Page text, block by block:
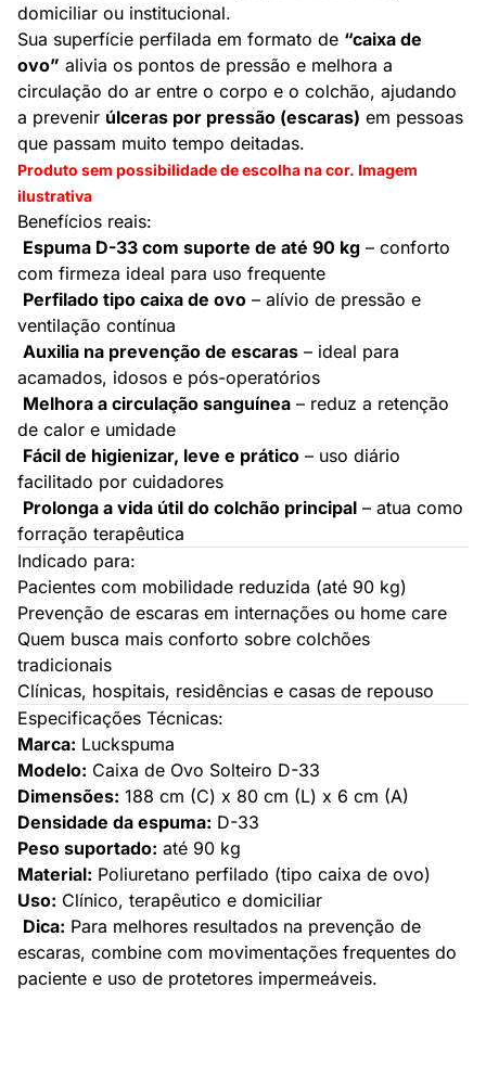
domiciliar ou institucional.
Sua superfície perfilada em formato de “caixa de
ovo” alivia os pontos de pressão e melhora a
circulação do ar entre o corpo e o colchão, ajudando
a prevenir úlceras por pressão (escaras) em pessoas
que passam muito tempo deitadas.
Produto sem possibilidade de escolha na cor. Imagem
ilustrativa
Benefícios reais:
Espuma D-33 com suporte de até 90 kg – conforto
com firmeza ideal para uso frequente
Perfilado tipo caixa de ovo – alívio de pressão e
ventilação contínua
Auxilia na prevenção de escaras – ideal para
acamados, idosos e pós-operatórios
Melhora a circulação sanguínea – reduz a retenção
de calor e umidade
Fácil de higienizar, leve e prático – uso diário
facilitado por cuidadores
Prolonga a vida útil do colchão principal – atua como
forração terapêutica
Indicado para:
Pacientes com mobilidade reduzida (até 90 kg)
Prevenção de escaras em internações ou home care
Quem busca mais conforto sobre colchões
tradicionais
Clínicas, hospitais, residências e casas de repouso
Especificações Técnicas:
Marca: Luckspuma
Modelo: Caixa de Ovo Solteiro D-33
Dimensões: 188 cm (C) x 80 cm (L) x 6 cm (A)
Densidade da espuma: D-33
Peso suportado: até 90 kg
Material: Poliuretano perfilado (tipo caixa de ovo)
Uso: Clínico, terapêutico e domiciliar
Dica: Para melhores resultados na prevenção de
escaras, combine com movimentações frequentes do
paciente e uso de protetores impermeáveis.